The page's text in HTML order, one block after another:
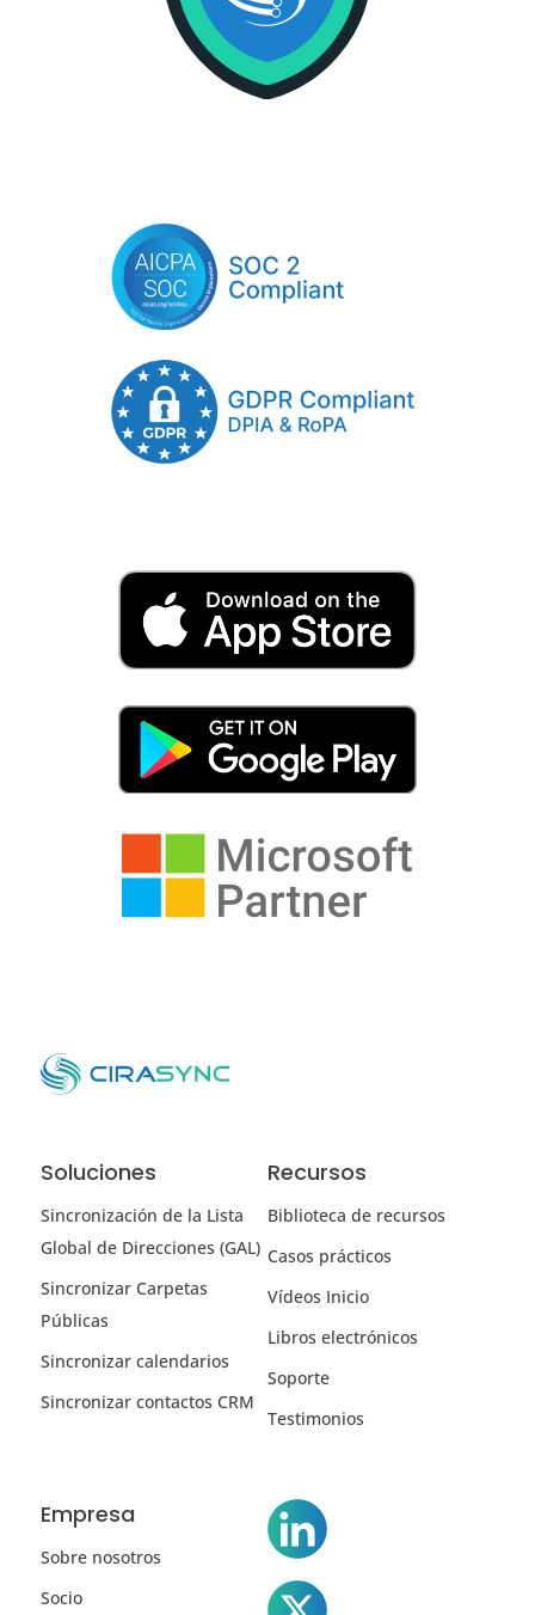
Soluciones
Sincronización de la Lista
Global de Direcciones (GAL)
Sincronizar Carpetas
Públicas
Sincronizar calendarios
Sincronizar contactos CRM
Recursos
Biblioteca de recursos
Casos prácticos
Vídeos Inicio
Libros electrónicos
Soporte
Testimonios
Empresa
Sobre nosotros
Socio